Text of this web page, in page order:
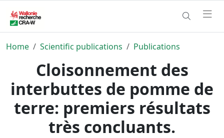
Home Scientific publications Publications
Cloisonnement des
interbuttes de pomme de
terre: premiers résultats
très concluants.